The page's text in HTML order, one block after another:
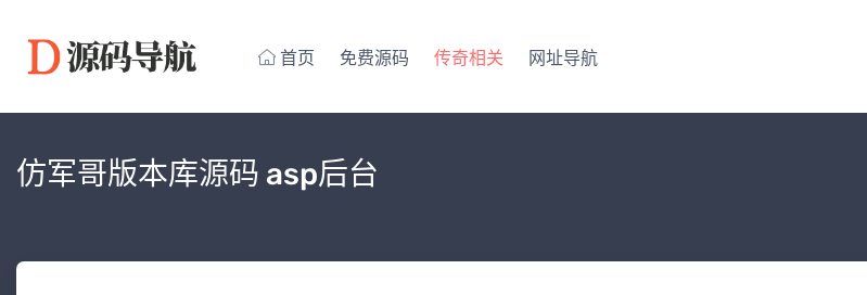
首页 免费源码 传奇相关 网址导航
仿军哥版本库源码 asp后台